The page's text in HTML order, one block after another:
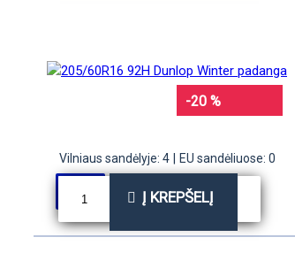
-20 %
Vilniaus sandėlyje: 4 EU sandėliuose: 0
Į KREPŠELĮ